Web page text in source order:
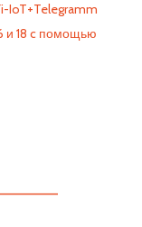
IoT+Telegramm
и 18 c помощью